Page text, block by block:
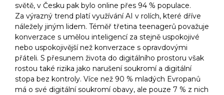
světě, v Česku pak bylo online přes 94 % populace.
Za výrazný trend platí využívání AI v rolích, které dříve
náležely jiným lidem. Téměř třetina teenagerů považuje
konverzace s umělou inteligencí za stejně uspokojivé
nebo uspokojivější než konverzace s opravdovými
přáteli. S přesunem života do digitálního prostoru však
rostou také rizika jako narušení soukromí a digitální
stopa bez kontroly. Více než 90 % mladých Evropanů
má o své digitální soukromí obavy, ale pouze 7 % z nich